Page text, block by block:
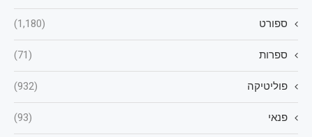
ספורט (1,180)
ספרות (71)
פוליטיקה (932)
פנאי (93)